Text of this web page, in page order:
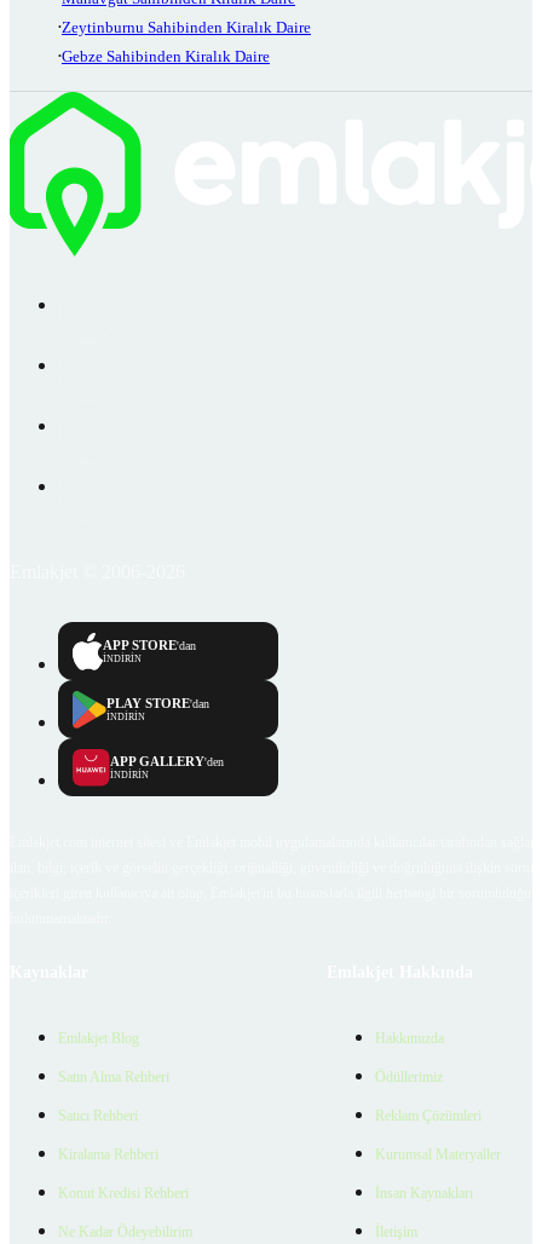
Zeytinburnu Sahibinden Kiralık Daire
Gebze Sahibinden Kiralık Daire
APP STORE'dan
İNDİRİN
PLAY STORE'dan
İNDİRİN
APP GALLERY'den
İNDİRİN
Emlakjet Blog
Satın Alma Rehberi
Satıcı Rehberi
Kiralama Rehberi
Konut Kredisi Rehberi
Ne Kadar Ödeyebilirim
Hakkımızda
Ödüllerimiz
Reklam Çözümleri
Kurumsal Materyaller
İnsan Kaynakları
İletişim